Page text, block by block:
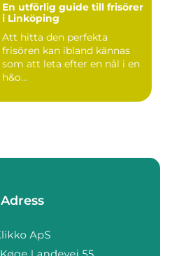
En utförlig guide till frisörer
i Linköping
Att hitta den perfekta
frisören kan ibland kännas
som att leta efter en nål i en
h&o...
Adress